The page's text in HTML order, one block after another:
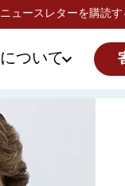
ニュースレターを購読す
について